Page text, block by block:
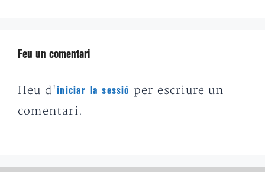
Feu un comentari
Heu d'iniciar la sessió
per escriure un
comentari.